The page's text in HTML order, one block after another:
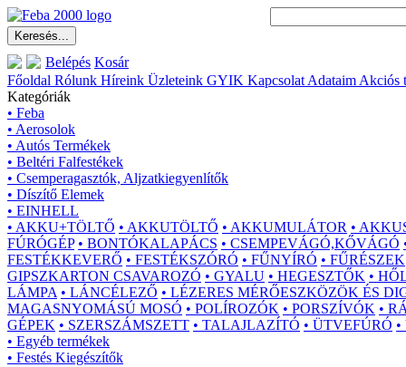
Belépés Kosár
Főoldal Rólunk Híreink Üzleteink GYIK Kapcsolat Adataim Akciós
Kategóriák
• Feba
• Aerosolok
• Autós Termékek
• Beltéri Falfestékek
• Csemperagasztók, Aljzatkiegyenlítők
• Díszítő Elemek
• EINHELL
• AKKU+TÖLTŐ • AKKUTÖLTŐ • AKKUMULÁTOR •
FÚRÓGÉP • BONTÓKALAPÁCS • CSEMPEVÁGÓ,KŐVÁGÓ
FESTÉKKEVERŐ • FESTÉKSZÓRÓ • FŰNYÍRÓ • FŰRÉSZEK
GIPSZKARTON CSAVAROZÓ • GYALU • HEGESZTŐK •
LÁMPA • LÁNCÉLEZŐ • LÉZERES MÉRŐESZKÖZÖK ÉS
MAGASNYOMÁSÚ MOSÓ • POLÍROZÓK • PORSZÍVÓK •
GÉPEK • SZERSZÁMSZETT • TALAJLAZÍTÓ • ÜTVEFÚRÓ
• Egyéb termékek
• Festés Kiegészítők